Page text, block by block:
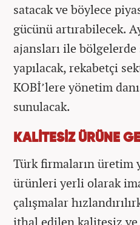
satacak ve böylece
gücünü artırabilecek.
ajansları ile bölgelerde
yapılacak, rekabetçi
KOBİ’lere yönetim
sunulacak.
KALİTESİZ ÜRÜNE
Türk firmaların üretim
ürünleri yerli olarak
çalışmalar
ithal edilen kalitesiz